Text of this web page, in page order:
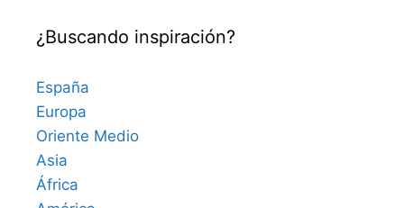
¿Buscando inspiración?
España
Europa
Oriente Medio
Asia
África